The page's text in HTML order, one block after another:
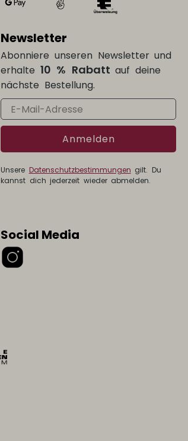
Newsletter
Abonniere unseren Newsletter und
erhalte 10 % Rabatt auf deine
nächste Bestellung.
Email
Anmelden
Unsere Datenschutzbestimmungen gilt. Du
kannst dich jederzeit wieder abmelden.
Social Media